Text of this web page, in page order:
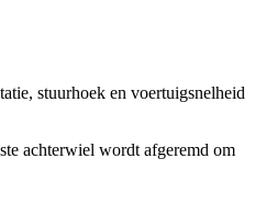
stuurhoek en voertuigsnelheid
achterwiel wordt afgeremd om